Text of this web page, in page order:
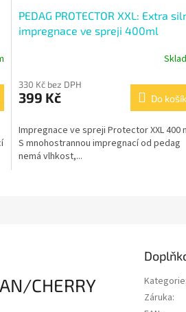
PEDAG PROTECTOR XXL: Extra
impregnace ve spreji 400ml
330 Kč bez DPH
399 Kč Do
Impregnace ve spreji Protector XXL 400
S mnohostrannou impregnací od pedag
nemá vlhkost,...
CHERRY
Kategorie
Záruka: